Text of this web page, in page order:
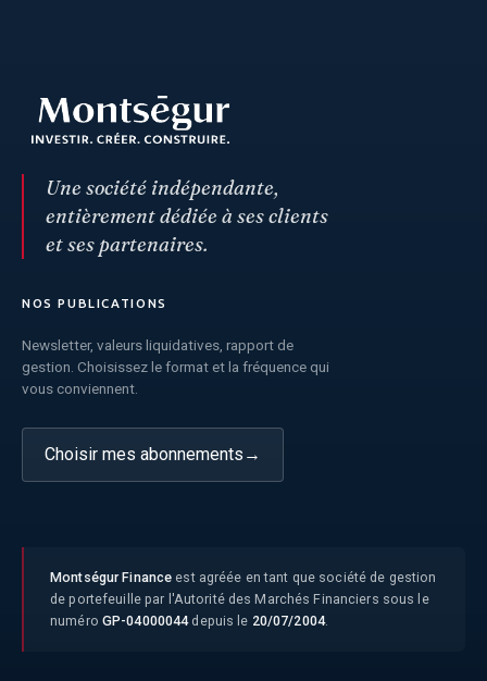
Une société indépendante,
entièrement dédiée à ses clients
et ses partenaires.
NOS PUBLICATIONS
Newsletter, valeurs liquidatives, rapport de
gestion. Choisissez le format et la fréquence qui
vous conviennent.
Choisir mes abonnements →
Montségur Finance est agréée en tant que société de gestion
de portefeuille par l'Autorité des Marchés Financiers sous le
numéro GP-04000044depuis le 20/07/2004.